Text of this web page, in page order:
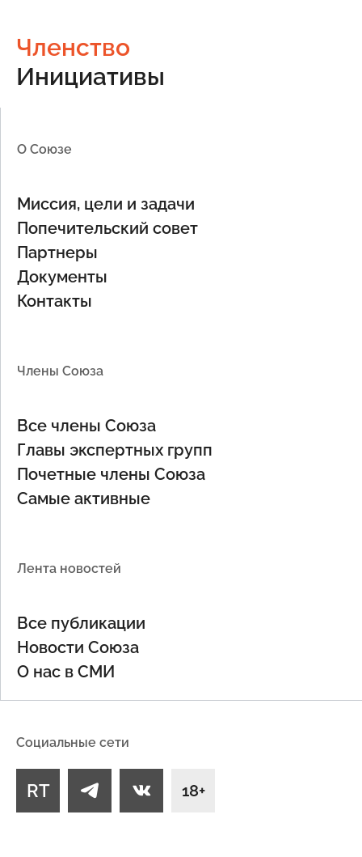
Членство
Инициативы
О Союзе
Миссия, цели и задачи
Попечительский совет
Партнеры
Документы
Контакты
Члены Союза
Все члены Союза
Главы экспертных групп
Почетные члены Союза
Самые активные
Лента новостей
Все публикации
Новости Союза
О нас в СМИ
Социальные сети
RT 18+